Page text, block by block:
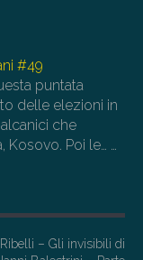
#49
puntata
delle elezioni in
che
Kosovo. Poi le… …
Ribelli – Gli invisibili di